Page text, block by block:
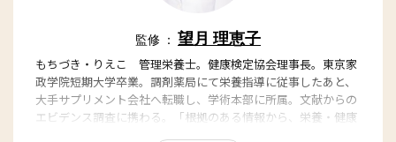
監修 ： 望月 理恵子
もちづき・りえこ 管理栄養士。健康検定協会理事長。東京家
政学院短期大学卒業。調剤薬局にて栄養指導に従事したあと、
大手サプリメント会社へ転職し、学術本部に所属。文献からの
エビデンス調査に携わる。「根拠のある情報から、栄養・健康